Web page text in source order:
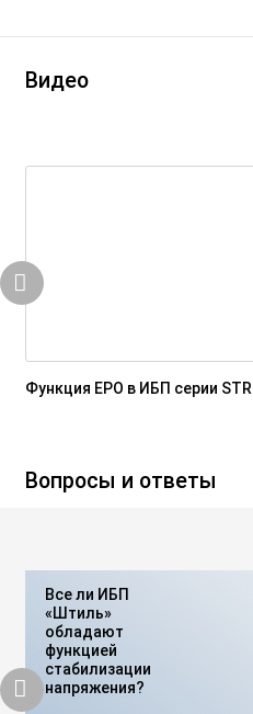
Видео
Функция EPO в ИБП серии STR
Вопросы и ответы
Все ли ИБП
«Штиль»
обладают
функцией
стабилизации
напряжения?